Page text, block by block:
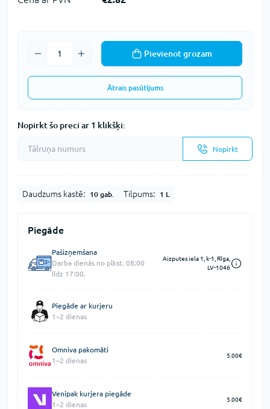
Pievienot grozam
Ātrais pasūtījums
Nopirkt šo preci ar 1 klikšķi:
Nopirkt
Daudzums kastē: 10 gab. Tilpums: 1 L
Piegāde
Pašizņemšana
Darba dienās no plkst. 08:00
līdz 17:00.
Aizputes iela 1, k-1, Rīga,
LV-1046
Piegāde ar kurjeru
1–2 dienas
Omniva pakomāti
1–2 dienas
5.00€
Venipak kurjera piegāde
1–2 dienas
5.00€